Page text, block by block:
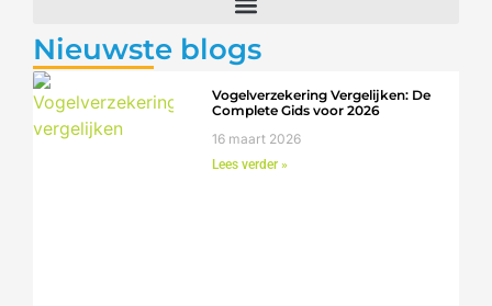
Nieuwste blogs
Vogelverzekering Vergelijken: De
Complete Gids voor 2026
16 maart 2026
Lees verder »